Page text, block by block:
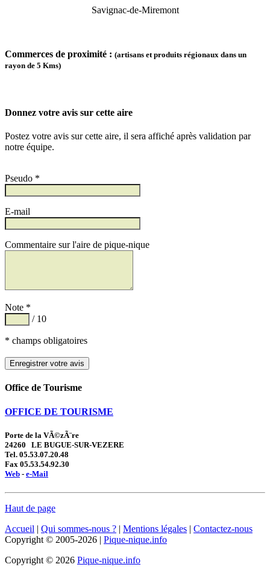
Savignac-de-Miremont
Commerces de proximité : (artisans et produits régionaux dans un
rayon de 5 Kms)
Donnez votre avis sur cette aire
Postez votre avis sur cette aire, il sera affiché après validation par
notre équipe.
Pseudo *
E-mail
Commentaire sur l'aire de pique-nique
Note *
/ 10
* champs obligatoires
Office de Tourisme
OFFICE DE TOURISME
Porte de la VÃ©zÃ¨re
24260 LE BUGUE-SUR-VEZERE
Tel. 05.53.07.20.48
Fax 05.53.54.92.30
Web - e-Mail
Haut de page
Accueil | Qui sommes-nous ? | Mentions légales | Contactez-nous
Copyright © 2005-2026 | Pique-nique.info
Copyright © 2026 Pique-nique.info